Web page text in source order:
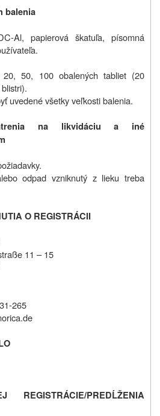
balenia
Al, papierová škatuľa, písomná
20, 50, 100 obalených tabliet (20
uvedené všetky veľkosti balenia.
na likvidáciu a iné
odpad vzniknutý z lieku treba
O REGISTRÁCII
11 – 15
265
PREDĹŽENIA